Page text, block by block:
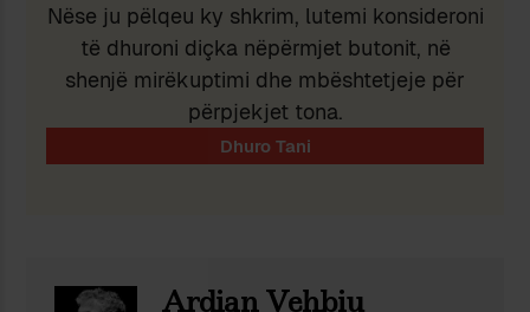
Nëse ju pëlqeu ky shkrim, lutemi konsideroni
të dhuroni diçka nëpërmjet butonit, në
shenjë mirëkuptimi dhe mbështetjeje për
përpjekjet tona.
Ardian Vehbiu